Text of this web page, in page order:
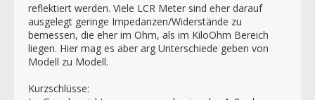
reflektiert werden. Viele LCR Meter sind eher darauf
ausgelegt geringe Impedanzen/Widerstände zu
bemessen, die eher im Ohm, als im KiloOhm Bereich
liegen. Hier mag es aber arg Unterschiede geben von
Modell zu Modell.
Kurzschlüsse: